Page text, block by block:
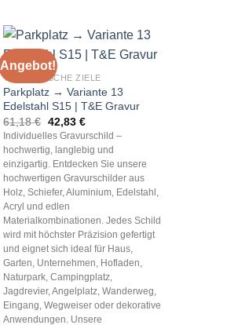
Angebot!
TOURISTISCHE ZIELE
Parkplatz → Variante 13
Edelstahl S15 | T&E Gravur
61,18€ Ursprünglicher
Preis
war:
61,18 €
42,83 €Aktueller
Preis
ist:
42,83 €.
Individuelles Gravurschild –
hochwertig, langlebig und
einzigartig. Entdecken Sie unsere
hochwertigen Gravurschilder aus
Holz, Schiefer, Aluminium, Edelstahl,
Acryl und edlen
Materialkombinationen. Jedes Schild
wird mit höchster Präzision gefertigt
und eignet sich ideal für Haus,
Garten, Unternehmen, Hofladen,
Naturpark, Campingplatz,
Jagdrevier, Angelplatz, Wanderweg,
Eingang, Wegweiser oder dekorative
Anwendungen. Unsere